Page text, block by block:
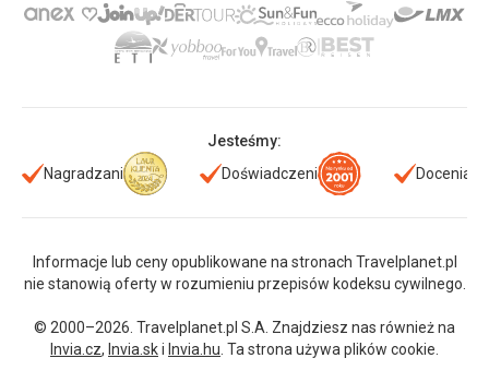
Jesteśmy:
Nagradzani
Doświadczeni Doceniani
Informacje lub ceny opublikowane na stronach Travelplanet.pl
nie stanowią oferty w rozumieniu przepisów kodeksu cywilnego.
© 2000–2026. Travelplanet.pl S.A. Znajdziesz nas również na
Invia.cz, Invia.ski Invia.hu . Ta strona używa plików cookie.